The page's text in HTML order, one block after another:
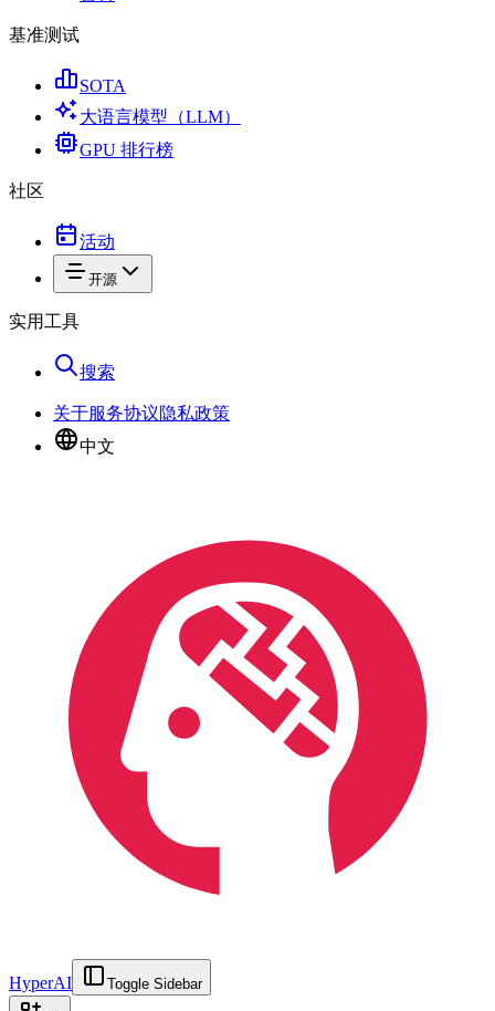
基准测试
SOTA
大语言模型（LLM）
GPU 排行榜
社区
活动
开源
实用工具
搜索
关于服务协议隐私政策
中文
HyperAI Toggle Sidebar